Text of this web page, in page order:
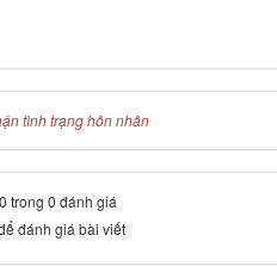
tình trạng hôn nhân
trong 0 đánh giá
đánh giá bài viết